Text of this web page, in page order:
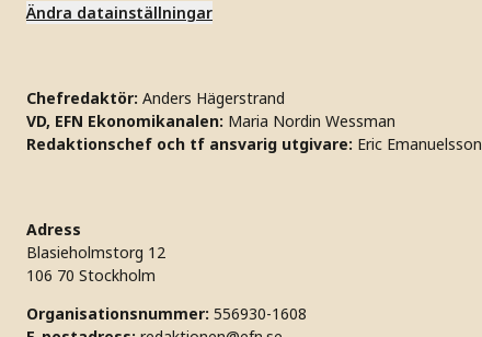
Ändra datainställningar
Chefredaktör: Anders Hägerstrand
VD, EFN Ekonomikanalen: Maria Nordin Wessman
Redaktionschef och tf ansvarig utgivare: Eric Emanuelsson
Adress
Blasieholmstorg 12
106 70 Stockholm
Organisationsnummer: 556930-1608